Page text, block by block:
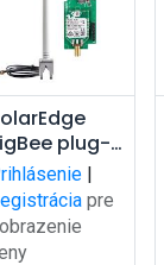
Pridať do
košíkaplug-
set
|
pre